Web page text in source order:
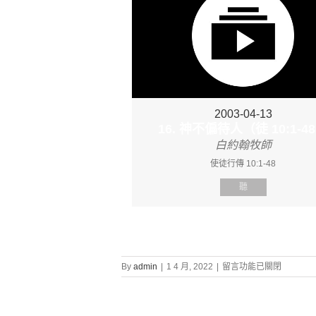
2003-04-13
白約翰牧師
使徒行傳 10:1-48
聽
By admin 1 4 月, 2022
在
〈證
留言功能已關閉